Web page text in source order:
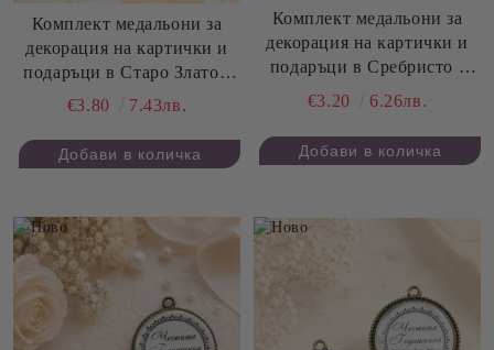
Комплект медальони за
декорация на картички и
подаръци в Старо Злато -
Честит Юбилей - 4,20 см -
€3.80 7.43лв.
Комплект медальони за
декорация на картички и
подаръци в Сребристо -
Честит Юбилей - 3,50 см -
€3.20 6.26лв.